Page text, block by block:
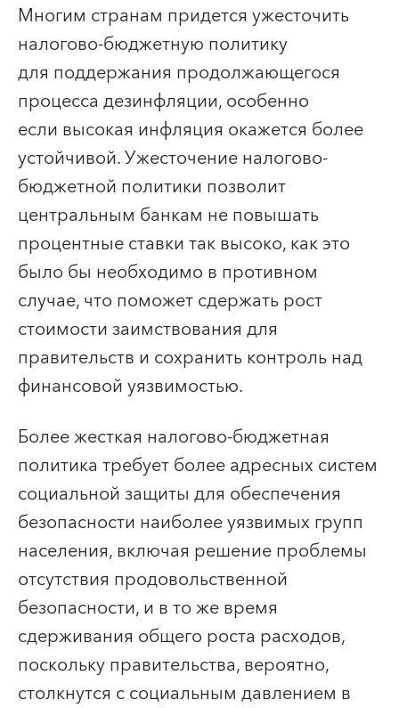
Многим странам придется ужесточить
налогово-бюджетную политику
для поддержания продолжающегося
процесса дезинфляции, особенно
если высокая инфляция окажется более
устойчивой. Ужесточение налогово-
бюджетной политики позволит
центральным банкам не повышать
процентные ставки так высоко, как это
было бы необходимо в противном
случае, что поможет сдержать рост
стоимости заимствования для
правительств и сохранить контроль над
финансовой уязвимостью.
Более жесткая налогово-бюджетная
политика требует более адресных систем
социальной защиты для обеспечения
безопасности наиболее уязвимых групп
населения, включая решение проблемы
отсутствия продовольственной
безопасности, и в то же время
сдерживания общего роста расходов,
поскольку правительства, вероятно,
столкнутся с социальным давлением в